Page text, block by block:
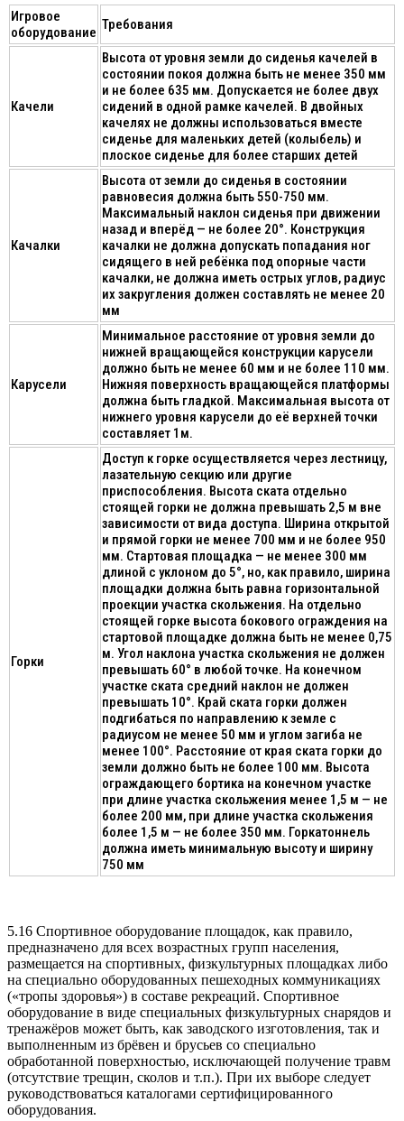
Игровое
оборудование Требования
Качели
Высота от уровня земли до сиденья качелей в
состоянии покоя должна быть не менее 350 мм
и не более 635 мм. Допускается не более двух
сидений в одной рамке качелей. В двойных
качелях не должны использоваться вместе
сиденье для маленьких детей (колыбель) и
плоское сиденье для более старших детей
Качалки
Высота от земли до сиденья в состоянии
равновесия должна быть 550-750 мм.
Максимальный наклон сиденья при движении
назад и вперёд — не более 20°. Конструкция
качалки не должна допускать попадания ног
сидящего в ней ребёнка под опорные части
качалки, не должна иметь острых углов, радиус
их закругления должен составлять не менее 20
мм
Карусели
Минимальное расстояние от уровня земли до
нижней вращающейся конструкции карусели
должно быть не менее 60 мм и не более 110 мм.
Нижняя поверхность вращающейся платформы
должна быть гладкой. Максимальная высота от
нижнего уровня карусели до её верхней точки
составляет 1м.
Горки
Доступ к горке осуществляется через лестницу,
лазательную секцию или другие
приспособления. Высота ската отдельно
стоящей горки не должна превышать 2,5 м вне
зависимости от вида доступа. Ширина открытой
и прямой горки не менее 700 мм и не более 950
мм. Стартовая площадка — не менее 300 мм
длиной с уклоном до 5°, но, как правило, ширина
площадки должна быть равна горизонтальной
проекции участка скольжения. На отдельно
стоящей горке высота бокового ограждения на
стартовой площадке должна быть не менее 0,75
м. Угол наклона участка скольжения не должен
превышать 60° в любой точке. На конечном
участке ската средний наклон не должен
превышать 10°. Край ската горки должен
подгибаться по направлению к земле с
радиусом не менее 50 мм и углом загиба не
менее 100°. Расстояние от края ската горки до
земли должно быть не более 100 мм. Высота
ограждающего бортика на конечном участке
при длине участка скольжения менее 1,5 м — не
более 200 мм, при длине участка скольжения
более 1,5 м — не более 350 мм. Горкатоннель
должна иметь минимальную высоту и ширину
750 мм
5.16 Спортивное оборудование площадок, как правило,
предназначено для всех возрастных групп населения,
размещается на спортивных, физкультурных площадках либо
на специально оборудованных пешеходных коммуникациях
(«тропы здоровья») в составе рекреаций. Спортивное
оборудование в виде специальных физкультурных снарядов и
тренажёров может быть, как заводского изготовления, так и
выполненным из брёвен и брусьев со специально
обработанной поверхностью, исключающей получение травм
(отсутствие трещин, сколов и т.п.). При их выборе следует
руководствоваться каталогами сертифицированного
оборудования.